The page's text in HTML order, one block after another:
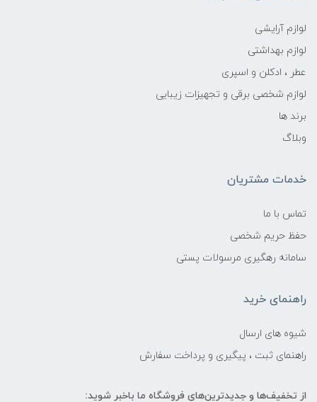
لوازم آرایشی
لوازم بهداشتی
عطر ، ادکلن و اسپری
لوازم شخصی برقی و تجهیزات زیبایی
برند ها
وبلاگ
خدمات مشتریان
تماس با ما
حفظ حریم شخصی
سامانه رهگیری مرسولات پستی
راهنمای خرید
شیوه های ارسال
راهنمای ثبت ، پیگیری و پرداخت سفارش
از تخفیف‌ها و جدیدترین‌های فروشگاه ما باخبر شوید: